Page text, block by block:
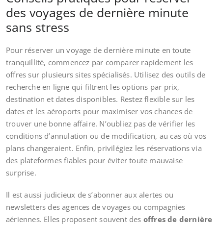
des voyages de dernière minute
sans stress
Pour réserver un voyage de dernière minute en toute
tranquillité, commencez par comparer rapidement les
offres sur plusieurs sites spécialisés. Utilisez des outils de
recherche en ligne qui filtrent les options par prix,
destination et dates disponibles. Restez flexible sur les
dates et les aéroports pour maximiser vos chances de
trouver une bonne affaire. N’oubliez pas de vérifier les
conditions d’annulation ou de modification, au cas où vos
plans changeraient. Enfin, privilégiez les réservations via
des plateformes fiables pour éviter toute mauvaise
surprise.
Il est aussi judicieux de s’abonner aux alertes ou
newsletters des agences de voyages ou compagnies
aériennes. Elles proposent souvent des offres de dernière